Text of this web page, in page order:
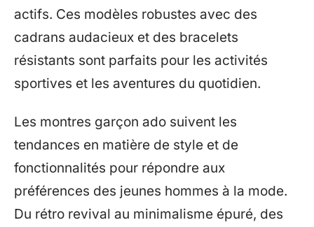
actifs. Ces modèles robustes avec des
cadrans audacieux et des bracelets
résistants sont parfaits pour les activités
sportives et les aventures du quotidien.
Les montres garçon ado suivent les
tendances en matière de style et de
fonctionnalités pour répondre aux
préférences des jeunes hommes à la mode.
Du rétro revival au minimalisme épuré, des